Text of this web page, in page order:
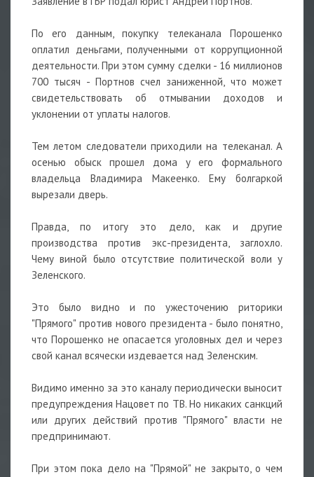
По его данным, покупку телеканала Порошенко
оплатил деньгами, полученными от коррупционной
деятельности. При этом сумму сделки - 16 миллионов
700 тысяч - Портнов счел заниженной, что может
свидетельствовать об отмывании доходов и
уклонении от уплаты налогов.
Тем летом следователи приходили на телеканал. А
осенью обыск прошел дома у его формального
владельца Владимира Макеенко. Ему болгаркой
вырезали дверь.
Правда, по итогу это дело, как и другие
производства против экс-президента, заглохло.
Чему виной было отсутствие политической воли у
Зеленского.
Это было видно и по ужесточению риторики
"Прямого" против нового президента - было понятно,
что Порошенко не опасается уголовных дел и через
свой канал всячески издевается над Зеленским.
Видимо именно за это каналу периодически выносит
предупреждения Нацовет по ТВ. Но никаких санкций
или других действий против "Прямого" власти не
предпринимают.
При этом пока дело на "Прямой" не закрыто, о чем